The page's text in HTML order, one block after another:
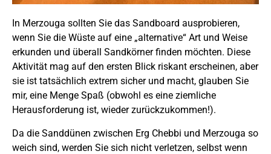
In Merzouga sollten Sie das Sandboard ausprobieren,
wenn Sie die Wüste auf eine „alternative“ Art und Weise
erkunden und überall Sandkörner finden möchten. Diese
Aktivität mag auf den ersten Blick riskant erscheinen, aber
sie ist tatsächlich extrem sicher und macht, glauben Sie
mir, eine Menge Spaß (obwohl es eine ziemliche
Herausforderung ist, wieder zurückzukommen!).
Da die Sanddünen zwischen Erg Chebbi und Merzouga so
weich sind, werden Sie sich nicht verletzen, selbst wenn